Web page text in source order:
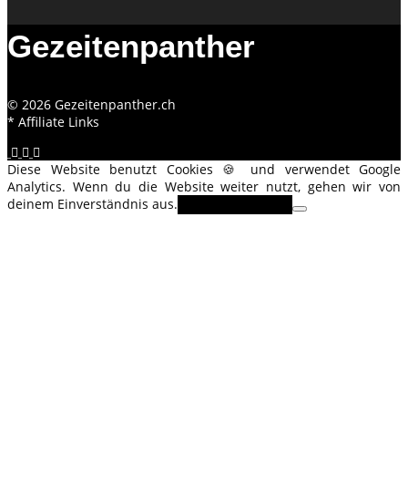
Gezeitenpanther
© 2026 Gezeitenpanther.ch
* Affiliate Links
Diese Website benutzt Cookies 🍪 und verwendet Google
Analytics. Wenn du die Website weiter nutzt, gehen wir von
deinem Einverständnis aus.